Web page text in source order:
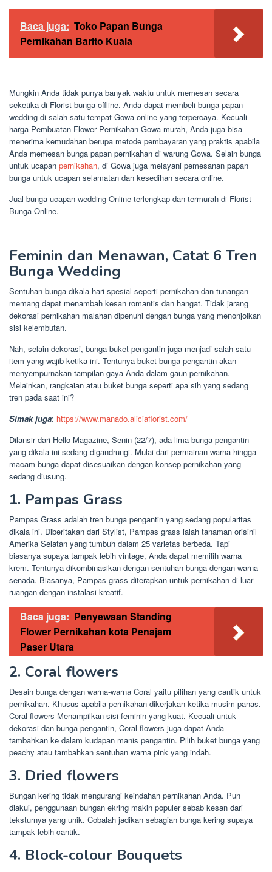
Baca juga: Toko Papan Bunga
Pernikahan Barito Kuala
Mungkin Anda tidak punya banyak waktu untuk memesan secara
seketika di Florist bunga offline. Anda dapat membeli bunga papan
wedding di salah satu tempat Gowa online yang terpercaya. Kecuali
harga Pembuatan Flower Pernikahan Gowa murah, Anda juga bisa
menerima kemudahan berupa metode pembayaran yang praktis apabila
Anda memesan bunga papan pernikahan di warung Gowa. Selain bunga
untuk ucapan pernikahan, di Gowa juga melayani pemesanan papan
bunga untuk ucapan selamatan dan kesedihan secara online.
Jual bunga ucapan wedding Online terlengkap dan termurah di Florist
Bunga Online.
Feminin dan Menawan, Catat 6 Tren
Bunga Wedding
Sentuhan bunga dikala hari spesial seperti pernikahan dan tunangan
memang dapat menambah kesan romantis dan hangat. Tidak jarang
dekorasi pernikahan malahan dipenuhi dengan bunga yang menonjolkan
sisi kelembutan.
Nah, selain dekorasi, bunga buket pengantin juga menjadi salah satu
item yang wajib ketika ini. Tentunya buket bunga pengantin akan
menyempurnakan tampilan gaya Anda dalam gaun pernikahan.
Melainkan, rangkaian atau buket bunga seperti apa sih yang sedang
tren pada saat ini?
Simak juga: https://www.manado.aliciaflorist.com/
Dilansir dari Hello Magazine, Senin (22/7), ada lima bunga pengantin
yang dikala ini sedang digandrungi. Mulai dari permainan warna hingga
macam bunga dapat disesuaikan dengan konsep pernikahan yang
sedang diusung.
1. Pampas Grass
Pampas Grass adalah tren bunga pengantin yang sedang popularitas
dikala ini. Diberitakan dari Stylist, Pampas grass ialah tanaman orisinil
Amerika Selatan yang tumbuh dalam 25 varietas berbeda. Tapi
biasanya supaya tampak lebih vintage, Anda dapat memilih warna
krem. Tentunya dikombinasikan dengan sentuhan bunga dengan warna
senada. Biasanya, Pampas grass diterapkan untuk pernikahan di luar
ruangan dengan instalasi kreatif.
Baca juga: Penyewaan Standing
Flower Pernikahan kota Penajam
Paser Utara
2. Coral flowers
Desain bunga dengan warna-warna Coral yaitu pilihan yang cantik untuk
pernikahan. Khusus apabila pernikahan dikerjakan ketika musim panas.
Coral flowers Menampilkan sisi feminin yang kuat. Kecuali untuk
dekorasi dan bunga pengantin, Coral flowers juga dapat Anda
tambahkan ke dalam kudapan manis pengantin. Pilih buket bunga yang
peachy atau tambahkan sentuhan warna pink yang indah.
3. Dried flowers
Bungan kering tidak mengurangi keindahan pernikahan Anda. Pun
diakui, penggunaan bungan ekring makin populer sebab kesan dari
teksturnya yang unik. Cobalah jadikan sebagian bunga kering supaya
tampak lebih cantik.
4. Block-colour Bouquets